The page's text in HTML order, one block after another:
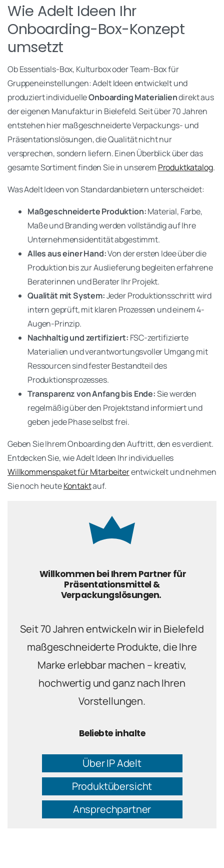
Wie Adelt Ideen Ihr
Onboarding-Box-Konzept
umsetzt
Ob Essentials-Box, Kulturbox oder Team-Box für
Gruppeneinstellungen: Adelt Ideen entwickelt und
produziert individuelleOnboarding Materialiendirekt aus
der eigenen Manufaktur in Bielefeld. Seit über 70 Jahren
entstehen hier maßgeschneiderte Verpackungs- und
Präsentationslösungen, die Qualität nicht nur
versprechen, sondern liefern. Einen Überblick über das
gesamte Sortiment finden Sie in unserem Produktkatalog.
Was Adelt Ideen von Standardanbietern unterscheidet:
Maßgeschneiderte Produktion:Material, Farbe,
Maße und Branding werden vollständig auf Ihre
Unternehmensidentität abgestimmt.
Alles aus einer Hand:Von der ersten Idee über die
Produktion bis zur Auslieferung begleiten erfahrene
Beraterinnen und Berater Ihr Projekt.
Qualität mit System:Jeder Produktionsschritt wird
intern geprüft, mit klaren Prozessen und einem 4-
Augen-Prinzip.
Nachhaltig und zertifiziert: FSC-zertifizierte
Materialien und verantwortungsvoller Umgang mit
Ressourcen sind fester Bestandteil des
Produktionsprozesses.
Transparenz von Anfang bis Ende:Sie werden
regelmäßig über den Projektstand informiert und
geben jede Phase selbst frei.
Geben Sie Ihrem Onboarding den Auftritt, den es verdient.
Entdecken Sie, wie Adelt Ideen Ihr individuelles
Willkommenspaket für Mitarbeiterentwickelt und nehmen
Sie noch heuteKontaktauf.
Willkommen bei Ihrem Partner für
Präsentationsmittel &
Verpackungslösungen.
Seit 70 Jahren entwickeln wir in Bielefeld
maßgeschneiderte Produkte, die Ihre
Marke erlebbar machen – kreativ,
hochwertig und ganz nach Ihren
Vorstellungen.
Beliebte inhalte
Über IP Adelt
Produktübersicht
Ansprechpartner